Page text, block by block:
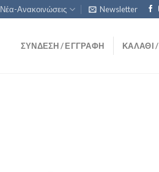
Νέα-Ανακοινώσεις Newsletter
ΣΎΝΔΕΣΗ / ΕΓΓΡΑΦΉ ΚΑΛΆΘΙ /